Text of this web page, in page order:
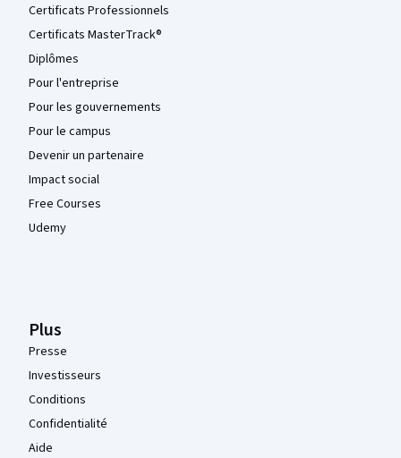
Certificats Professionnels
Certificats MasterTrack®
Diplômes
Pour l'entreprise
Pour les gouvernements
Pour le campus
Devenir un partenaire
Impact social
Free Courses
Udemy
Plus
Presse
Investisseurs
Conditions
Confidentialité
Aide